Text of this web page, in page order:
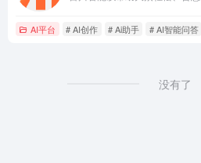
AI平台 # AI创作 # Ai助手 # AI智能问答
没有了